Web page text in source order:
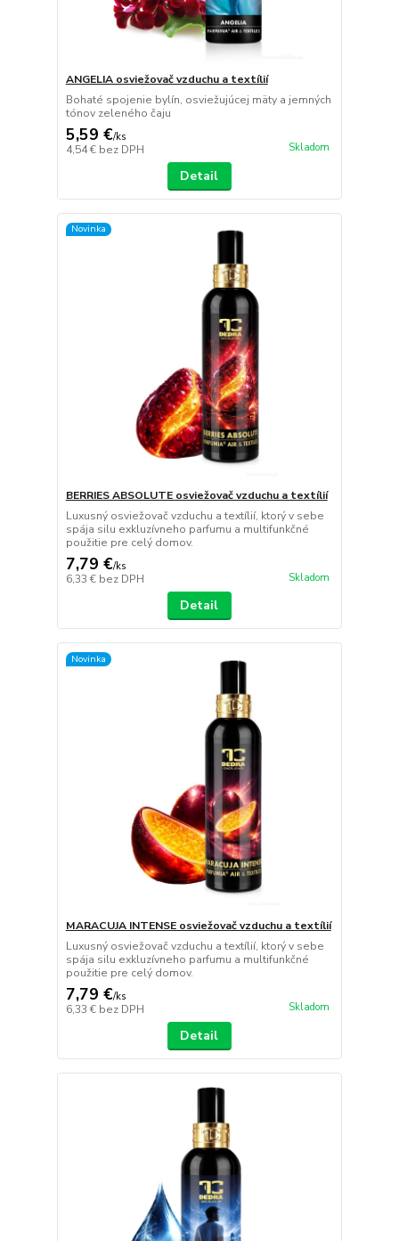
ANGELIA osviežovač vzduchu a textílií
Bohaté spojenie bylín, osviežujúcej mäty a jemných
tónov zeleného čaju
5,59 €/ks
4,54 € bez DPH Skladom
Detail
Novinka
BERRIES ABSOLUTE osviežovač vzduchu a textílií
Luxusný osviežovač vzduchu a textílií, ktorý v sebe
spája silu exkluzívneho parfumu a multifunkčné
použitie pre celý domov.
7,79 €/ks
6,33 € bez DPH Skladom
Detail
Novinka
MARACUJA INTENSE osviežovač vzduchu a textílií
Luxusný osviežovač vzduchu a textílií, ktorý v sebe
spája silu exkluzívneho parfumu a multifunkčné
použitie pre celý domov.
7,79 €/ks
6,33 € bez DPH Skladom
Detail